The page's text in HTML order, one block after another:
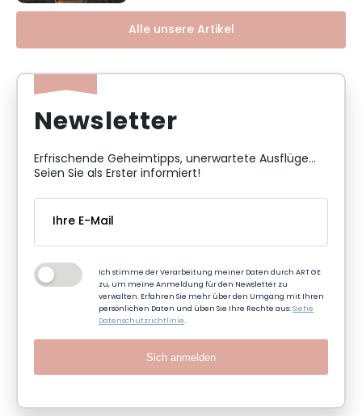
Alle unsere Artikel
Newsletter
Erfrischende Geheimtipps, unerwartete Ausflüge...
Seien Sie als Erster informiert!
Ich stimme der Verarbeitung meiner Daten durch ART GE
zu, um meine Anmeldung für den Newsletter zu
verwalten. Erfahren Sie mehr über den Umgang mit Ihren
persönlichen Daten und üben Sie Ihre Rechte aus:Siehe
Datenschutzrichtlinie.
Sich anmelden